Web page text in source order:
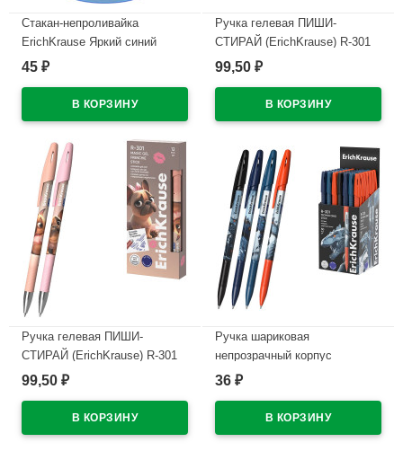
Стакан-непроливайка
ErichKrause Яркий синий
тонированный арт.64886
45 ₽
Ручка гелевая ПИШИ-
СТИРАЙ (ErichKrause) R-301
Магия Кубомир (Magic Block)
99,50 ₽
Ручка гелевая ПИШИ-
СТИРАЙ (ErichKrause) R-301
Магия Френч (Magic Frenchie)
99,50 ₽
Ручка шариковая
непрозрачный корпус
(ErichKrause) Техно Дино
арт.65178 (Ст.50)
36 ₽